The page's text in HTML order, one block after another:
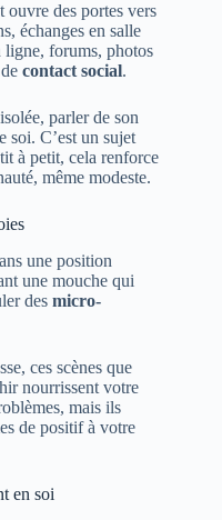
ouvre des portes vers
échanges en salle
ligne, forums, photos
contact social.
parler de son
soi. C’est un sujet
à petit, cela renforce
même modeste.
une position
une mouche qui
des micro-
ces scènes que
nourrissent votre
mais ils
de positif à votre
en soi